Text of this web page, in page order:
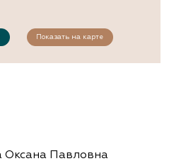
Показать на карте
Оксана Павловна